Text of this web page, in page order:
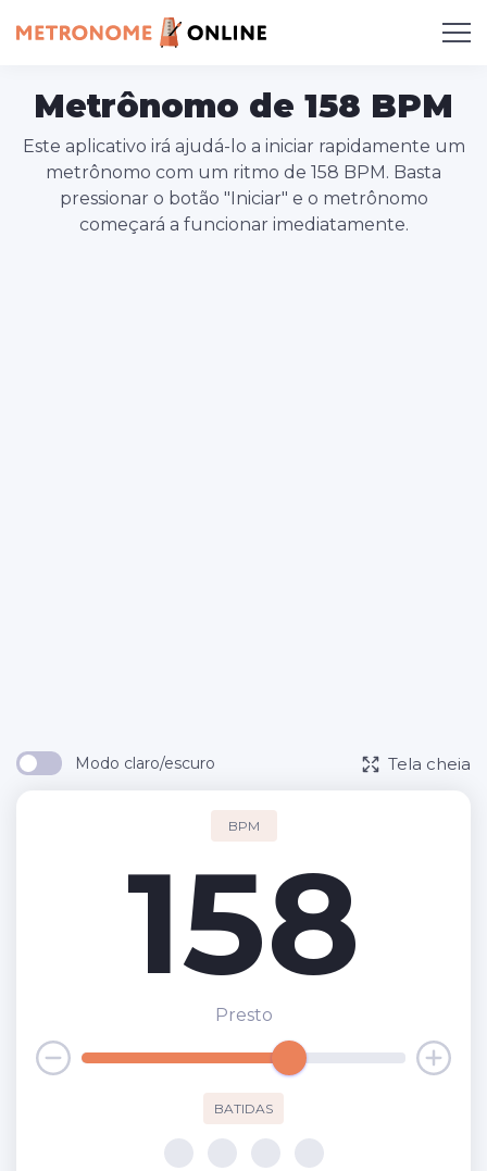
Metrônomo de 158 BPM
Este aplicativo irá ajudá-lo a iniciar rapidamente um
metrônomo com um ritmo de 158 BPM. Basta
pressionar o botão "Iniciar" e o metrônomo
começará a funcionar imediatamente.
Modo claro/escuro Tela cheia
BPM
158
Presto
BATIDAS